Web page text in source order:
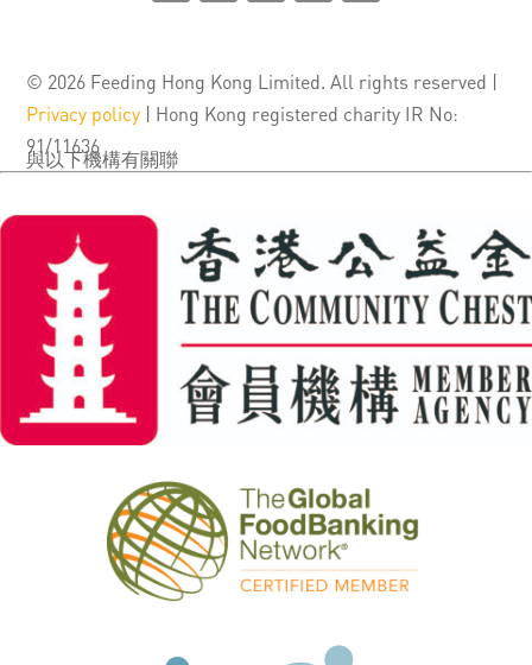
© 2026 Feeding Hong Kong Limited. All rights reserved |
Privacy policy | Hong Kong registered charity IR No:
91/11636
與以下機構有關聯